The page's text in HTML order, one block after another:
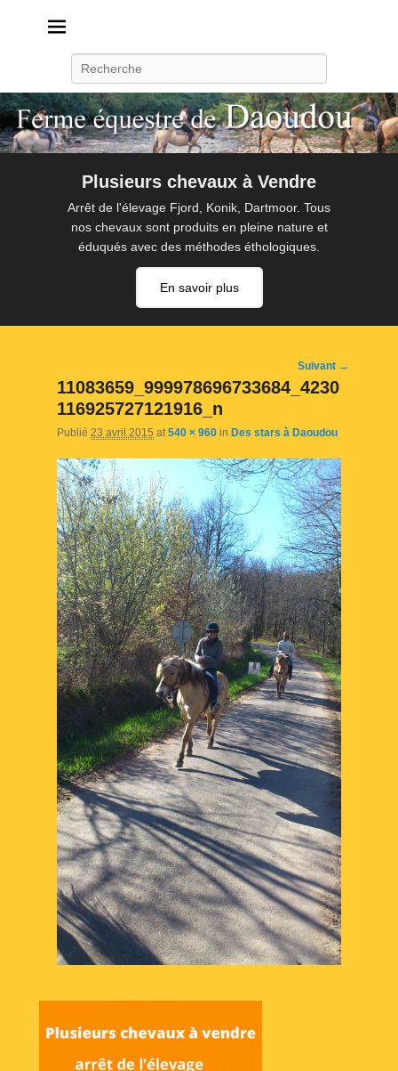
Plusieurs chevaux à Vendre
Arrêt de l'élevage Fjord, Konik, Dartmoor. Tous
nos chevaux sont produits en pleine nature et
éduqués avec des méthodes éthologiques.
En savoir plus
Navigation
d'image
Suivant →
11083659_999978696733684_4230
116925727121916_n
Publié 23 avril 2015 at 540 × 960 in Des stars à Daoudou